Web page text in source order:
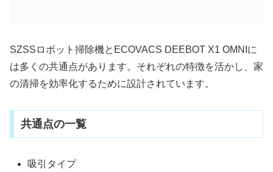
SZSSロボット掃除機とECOVACS DEEBOT X1 OMNIに
は多くの共通点があります。それぞれの特徴を活かし、家
の清掃を効率化するために設計されています。
共通点の一覧
吸引タイプ